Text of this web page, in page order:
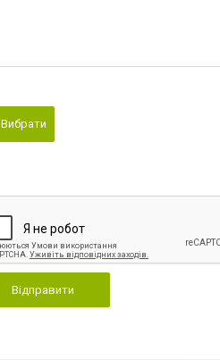
Вибрати
Відправити